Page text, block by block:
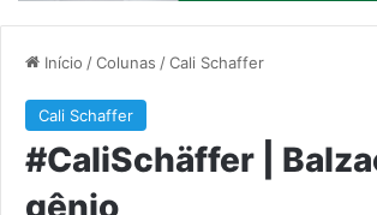
Início /Colunas /Cali Schaffer
Cali Schaffer
#CaliSchäffer |
gênio